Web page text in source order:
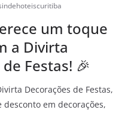
um toque
a Divirta
Festas! 🎉
Decorações de Festas,
desconto em decorações,